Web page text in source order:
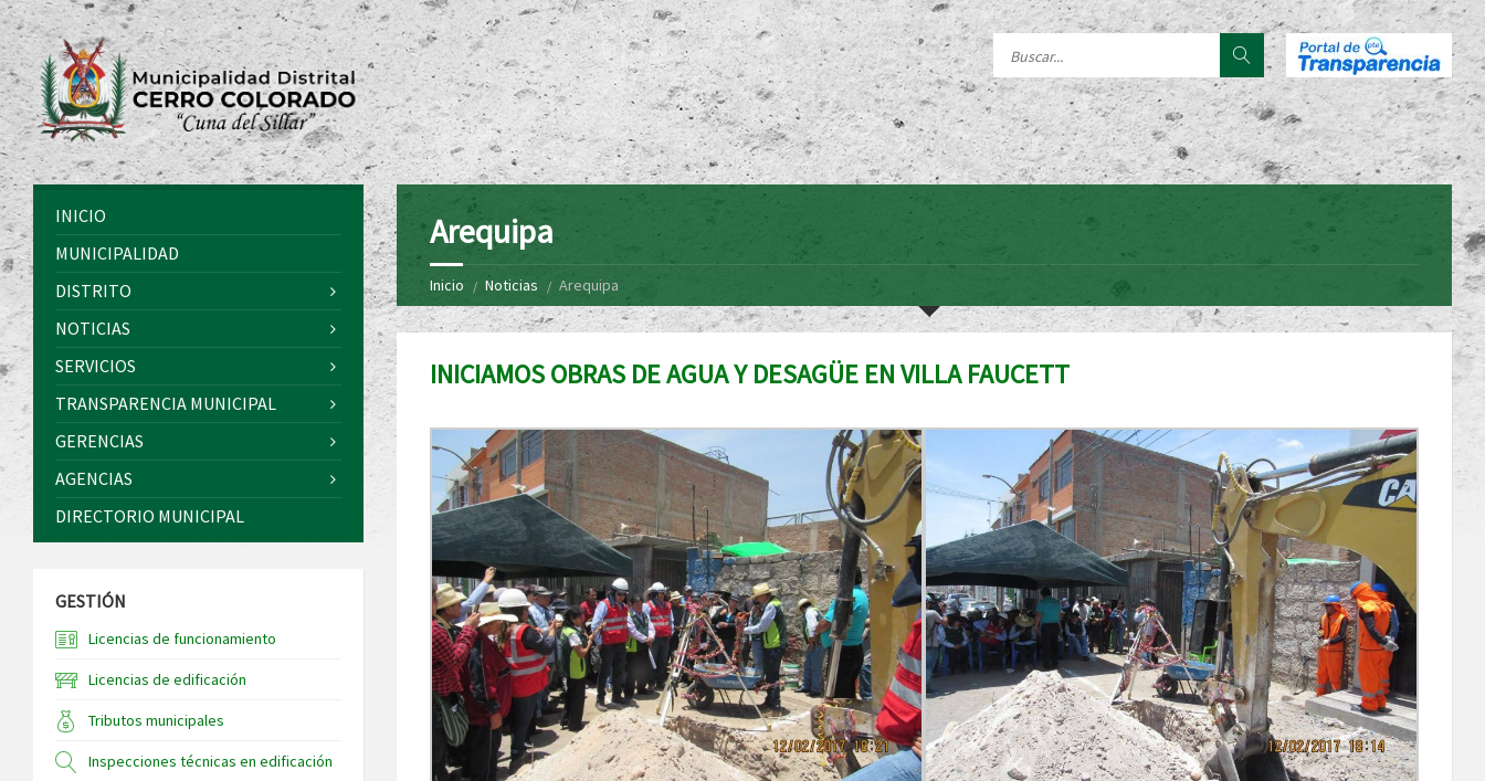
Arequipa
Inicio Noticias Arequipa
INICIAMOS OBRAS DE AGUA Y DESAGÜE EN VILLA FAUCETT
INICIO
MUNICIPALIDAD
DISTRITO
NOTICIAS
SERVICIOS
TRANSPARENCIA MUNICIPAL
GERENCIAS
AGENCIAS
DIRECTORIO MUNICIPAL
GESTIÓN
Licencias de funcionamiento
Licencias de edificación
Tributos municipales
Inspecciones técnicas en edificación